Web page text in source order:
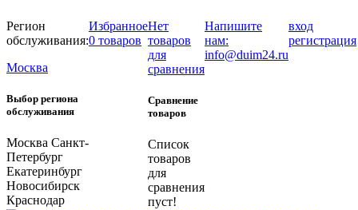
Регион
обслуживания:
Москва
Выбор региона
обслуживания
Москва Санкт-
Петербург
Екатеринбург
Новосибирск
Краснодар
Избранное
0 товаров
Нет
товаров
для
сравнения
Сравнение
товаров
Список
товаров
для
сравнения
пуст!
Напишите
нам:
info@duim24.ru
вход
регистрация